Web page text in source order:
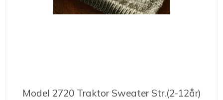
Model 2720 Traktor Sweater Str.(2-12år)